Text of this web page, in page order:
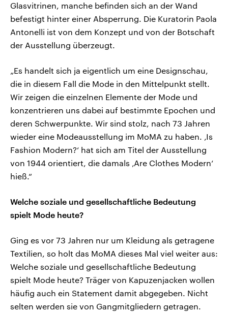
Glasvitrinen, manche befinden sich an der Wand
befestigt hinter einer Absperrung. Die Kuratorin Paola
Antonelli ist von dem Konzept und von der Botschaft
der Ausstellung überzeugt.
„Es handelt sich ja eigentlich um eine Designschau,
die in diesem Fall die Mode in den Mittelpunkt stellt.
Wir zeigen die einzelnen Elemente der Mode und
konzentrieren uns dabei auf bestimmte Epochen und
deren Schwerpunkte. Wir sind stolz, nach 73 Jahren
wieder eine Modeausstellung im MoMA zu haben. ‚Is
Fashion Modern?‘ hat sich am Titel der Ausstellung
von 1944 orientiert, die damals ‚Are Clothes Modern‘
hieß.“
Welche soziale und gesellschaftliche Bedeutung
spielt Mode heute?
Ging es vor 73 Jahren nur um Kleidung als getragene
Textilien, so holt das MoMA dieses Mal viel weiter aus:
Welche soziale und gesellschaftliche Bedeutung
spielt Mode heute? Träger von Kapuzenjacken wollen
häufig auch ein Statement damit abgegeben. Nicht
selten werden sie von Gangmitgliedern getragen.